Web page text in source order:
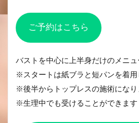
ご予約はこちら
バストを中心に上半身だけのメニュ
※スタートは紙ブラと短パンを着用
※後半からトップレスの施術になり
※生理中でも受けることができます